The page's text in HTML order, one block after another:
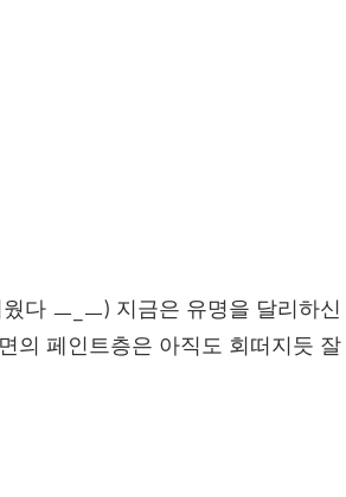
다 ㅡ_ㅡ) 지금은 유명을 달리하
의 페인트층은 아직도 회떠지듯 잘